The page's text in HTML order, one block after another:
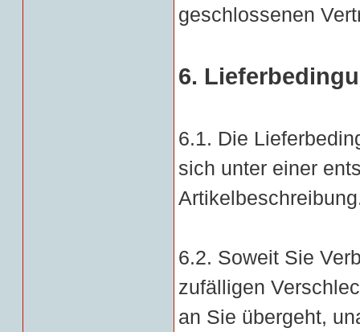
geschlossenen
6.
6.1. Die
sich unter einer
6.2. Soweit Sie
zufälligen
an Sie übergeht,